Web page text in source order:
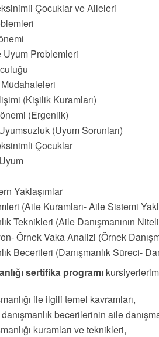
Çocuklar ve Aileleri
Uyum Problemleri
(Kişilik Kuramları)
(Ergenlik)
(Uyum Sorunları)
Çocuklar
Yaklaşımlar
(Aile Kuramları- Aile Sistemi
Teknikleri (Aile Danışmanının
Örnek Vaka Analizi (Örnek
Becerileri (Danışmanlık Süreci-
sertifika programı
ile ilgili temel kavramları,
becerilerinin aile
kuramları ve teknikleri,